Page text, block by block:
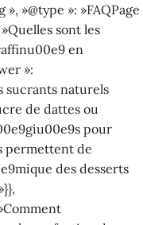
»@type »:
sont les
en
»:
sucrants naturels
de dattes ou
pour
permettent de
des desserts